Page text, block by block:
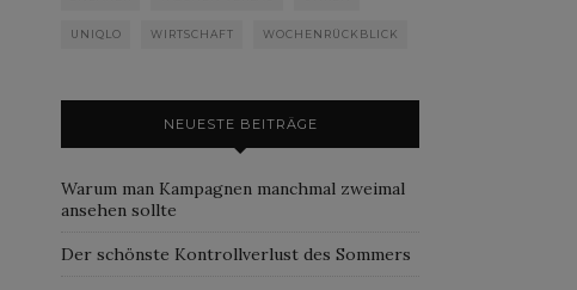
UNIQLO WIRTSCHAFT WOCHENRÜCKBLICK
NEUESTE BEITRÄGE
Warum man Kampagnen manchmal zweimal
ansehen sollte
Der schönste Kontrollverlust des Sommers